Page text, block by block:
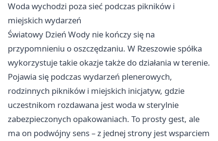
Woda wychodzi poza sieć podczas pikników i
miejskich wydarzeń
Światowy Dzień Wody nie kończy się na
przypomnieniu o oszczędzaniu. W Rzeszowie spółka
wykorzystuje takie okazje także do działania w terenie.
Pojawia się podczas wydarzeń plenerowych,
rodzinnych pikników i miejskich inicjatyw, gdzie
uczestnikom rozdawana jest woda w sterylnie
zabezpieczonych opakowaniach. To prosty gest, ale
ma on podwójny sens – z jednej strony jest wsparciem